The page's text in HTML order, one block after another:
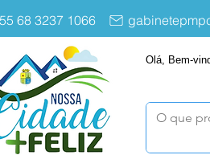
68 3237 1066
Olá, Bem-